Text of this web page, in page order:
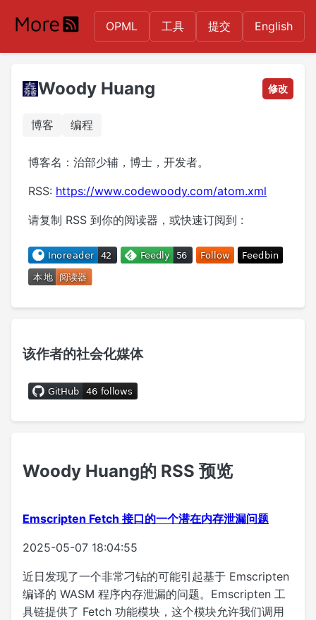
OPML 工具 提交 English
Woody Huang 修改
博客 编程
博客名：治部少辅，博士，开发者。
RSS: https://www.codewoody.com/atom.xml
请复制 RSS 到你的阅读器，或快速订阅到 :
Woody Huang的 RSS 预览
Emscripten Fetch 接口的一个潜在内存泄漏问题
2025-05-07 18:04:55
近日发现了一个非常刁钻的可能引起基于 Emscripten
编译的 WASM 程序内存泄漏的问题。Emscripten 工
具链提供了 Fetch 功能模块，这个模块允许我们调用
该作者的社会化媒体